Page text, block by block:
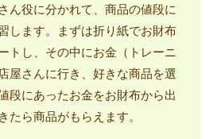
ん役に分かれて、商品の値段に
します。まずは折り紙でお財布
トし、その中にお金（トレーニ
屋さんに行き、好きな商品を選
段にあったお金をお財布から出
たら商品がもらえます。